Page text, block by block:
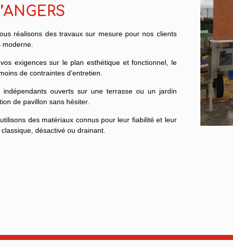
réalisons des travaux sur mesure pour nos clients
exigences sur le plan esthétique et fonctionnel, le
de contraintes d’entretien.
ouverts sur une terrasse ou un jardin
de pavillon sans hésiter.
des matériaux connus pour leur fiabilité et leur
désactivé ou drainant.